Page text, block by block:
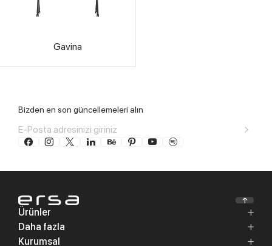
Gavina
Bizden en son güncellemeleri alın
Ürünler
Daha fazla
Kurumsal